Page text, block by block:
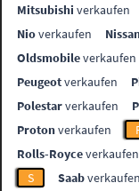
Mitsubishi verkaufen
Nioverkaufen
Oldsmobileverkaufen
Peugeotverkaufen
Polestarverkaufen
Protonverkaufen
Rolls-Royceverkaufen
S
Saabverkaufen